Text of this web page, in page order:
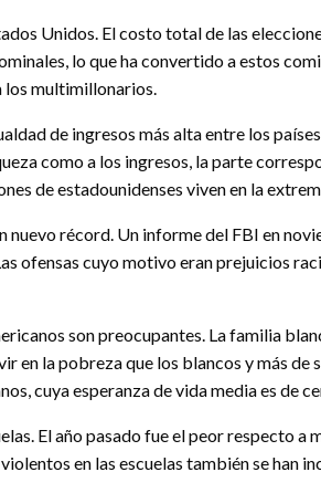
Unidos. El costo total de las
lo que ha convertido a estos
los multimillonarios.
de ingresos más alta entre los
como a los ingresos, la parte
de estadounidenses viven en la
nuevo récord. Un informe del FBI en
ofensas cuyo motivo eran prejuicios
son preocupantes. La familia
en la pobreza que los blancos y más
cuya esperanza de vida media es de
El año pasado fue el peor respecto a
en las escuelas también se han